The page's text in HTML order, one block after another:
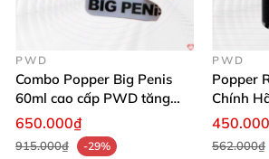
PWD
Combo Popper Big Penis
60ml cao cấp PWD tăng
khoái cảm Top Bot
650.000₫
915.000₫
-29%
PWD
Popper
Chính
Mạnh
562.000₫